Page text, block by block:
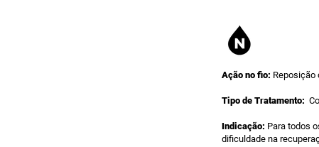
Ação no fio: Reposição
Tipo de Tratamento:
Indicação: Para todos
dificuldade na